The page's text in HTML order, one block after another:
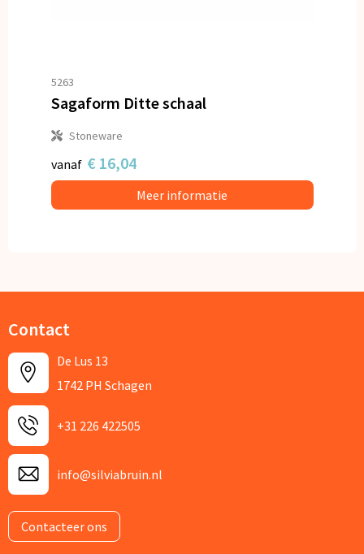
5263
Sagaform Ditte schaal
Stoneware
vanaf € 16,04
Meer informatie
Contact
De Lus 13
1742 PH Schagen
+31 226 422505
info@silviabruin.nl
Contacteer ons